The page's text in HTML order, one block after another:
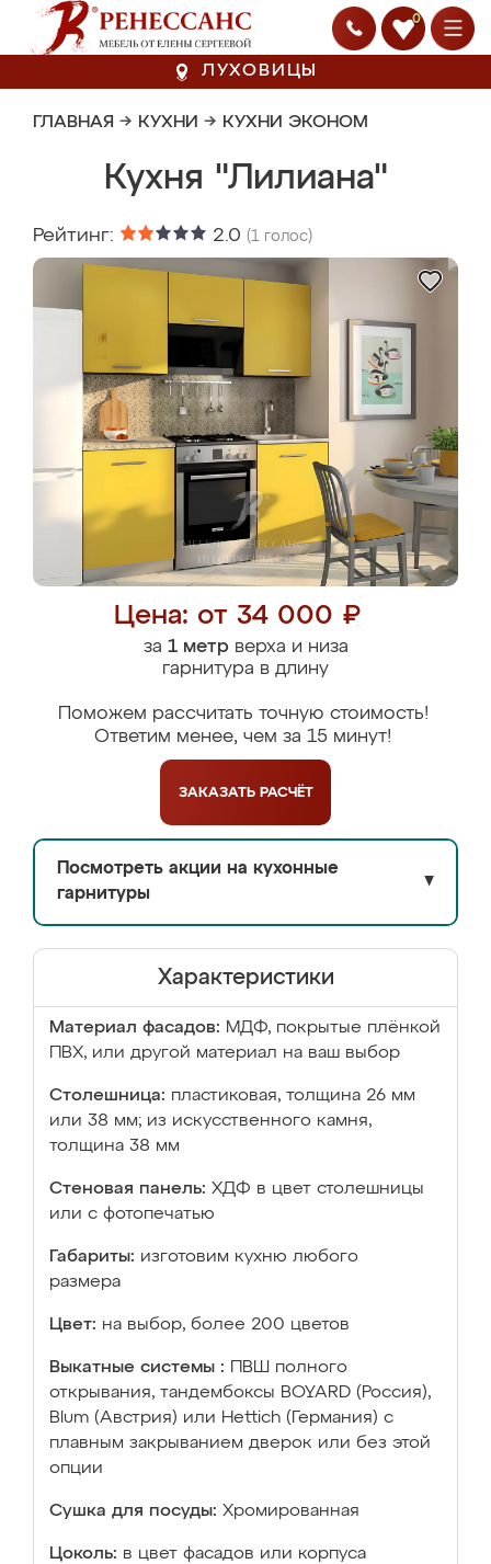
0
ЛУХОВИЦЫ
ГЛАВНАЯ → КУХНИ → КУХНИ ЭКОНОМ
Кухня "Лилиана"
Рейтинг: 2.0 (1 голос)
Цена: от 34 000 ₽
за 1 метрверха и низа
гарнитура в длину
Поможем рассчитать точную стоимость!
Ответим менее, чем за 15 минут!
ЗАКАЗАТЬ РАСЧЁТ
Посмотреть акции на кухонные
гарнитуры
▼
Характеристики
Материал фасадов: МДФ, покрытые плёнкой
ПВХ, или другой материал на ваш выбор
Столешница: пластиковая, толщина 26 мм
или 38 мм; из искусственного камня,
толщина 38 мм
Стеновая панель: ХДФ в цвет столешницы
или с фотопечатью
Габариты: изготовим кухню любого
размера
Цвет: на выбор, более 200 цветов
Выкатные системы :
ПВШ полного
открывания, тандембоксы BOYARD (Россия),
Blum (Австрия) или Hettich (Германия) с
плавным закрыванием дверок или без этой
опции
Сушка для посуды: Хромированная
Цоколь: в цвет фасадов или корпуса